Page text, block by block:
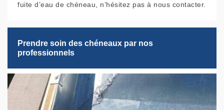
fuite d’eau de chéneau, n’hésitez pas à nous contacter.
Prendre soin des chéneaux par nos
professionnels